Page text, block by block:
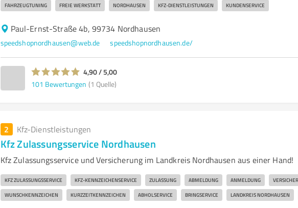
FAHRZEUGTUNING FREIE WERKSTATT NORDHAUSEN KFZ-DIENSTLEISTUNGEN KUNDENSERVICE
Paul-Ernst-Straße 4b, 99734 Nordhausen
speedshopnordhausen@web.de speedshopnordhausen.de/
4,90 / 5,00
101 Bewertungen (1 Quelle)
2 Kfz-Dienstleistungen
Kfz Zulassungsservice Nordhausen
Kfz Zulassungsservice und Versicherung im Landkreis Nordhausen aus einer Hand!
KFZ ZULASSUNGSSERVICE KFZ-KENNZEICHENSERVICE ZULASSUNG ABMELDUNG ANMELDUNG
WUNSCHKENNZEICHEN KURZZEITKENNZEICHEN ABHOLSERVICE BRINGSERVICE LANDKREIS NORDHAUSEN